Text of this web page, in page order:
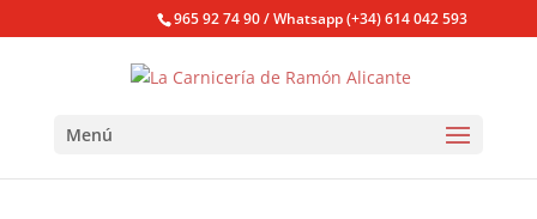
965 92 74 90 / Whatsapp (+34) 614 042 593
Menú